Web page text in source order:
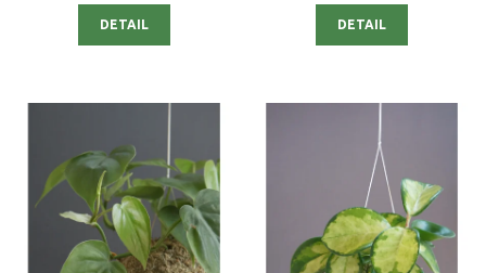
DETAIL DETAIL